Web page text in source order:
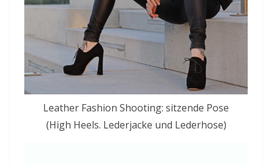
Leather Fashion Shooting: sitzende Pose
(High Heels. Lederjacke und Lederhose)